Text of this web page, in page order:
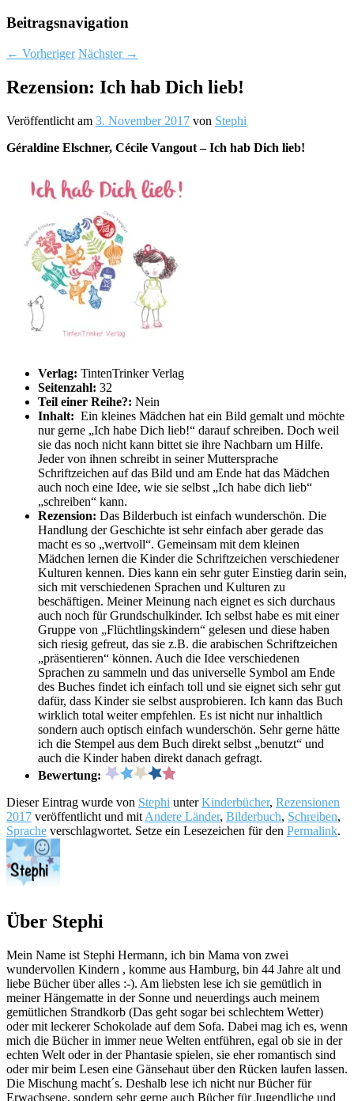
Beitragsnavigation
← Vorheriger Nächster →
Rezension: Ich hab Dich lieb!
Veröffentlicht am 3. November 2017 von Stephi
Géraldine Elschner, Cécile Vangout – Ich hab Dich lieb!
Verlag: TintenTrinker Verlag
Seitenzahl: 32
Teil einer Reihe?: Nein
Inhalt: Ein kleines Mädchen hat ein Bild gemalt und möchte
nur gerne „Ich habe Dich lieb!“ darauf schreiben. Doch weil
sie das noch nicht kann bittet sie ihre Nachbarn um Hilfe.
Jeder von ihnen schreibt in seiner Muttersprache
Schriftzeichen auf das Bild und am Ende hat das Mädchen
auch noch eine Idee, wie sie selbst „Ich habe dich lieb“
„schreiben“ kann.
Rezension: Das Bilderbuch ist einfach wunderschön. Die
Handlung der Geschichte ist sehr einfach aber gerade das
macht es so „wertvoll“. Gemeinsam mit dem kleinen
Mädchen lernen die Kinder die Schriftzeichen verschiedener
Kulturen kennen. Dies kann ein sehr guter Einstieg darin sein,
sich mit verschiedenen Sprachen und Kulturen zu
beschäftigen. Meiner Meinung nach eignet es sich durchaus
auch noch für Grundschulkinder. Ich selbst habe es mit einer
Gruppe von „Flüchtlingskindern“ gelesen und diese haben
sich riesig gefreut, das sie z.B. die arabischen Schriftzeichen
„präsentieren“ können. Auch die Idee verschiedenen
Sprachen zu sammeln und das universelle Symbol am Ende
des Buches findet ich einfach toll und sie eignet sich sehr gut
dafür, dass Kinder sie selbst ausprobieren. Ich kann das Buch
wirklich total weiter empfehlen. Es ist nicht nur inhaltlich
sondern auch optisch einfach wunderschön. Sehr gerne hätte
ich die Stempel aus dem Buch direkt selbst „benutzt“ und
auch die Kinder haben direkt danach gefragt.
Bewertung:
Dieser Eintrag wurde von Stephi unterKinderbücher, Rezensionen
2017 veröffentlicht und mit Andere Länder, Bilderbuch, Schreiben,
Sprache verschlagwortet. Setze ein Lesezeichen für den Permalink.
Über Stephi
Mein Name ist Stephi Hermann, ich bin Mama von zwei
wundervollen Kindern , komme aus Hamburg, bin 44 Jahre alt und
liebe Bücher über alles :-). Am liebsten lese ich sie gemütlich in
meiner Hängematte in der Sonne und neuerdings auch meinem
gemütlichen Strandkorb (Das geht sogar bei schlechtem Wetter)
oder mit leckerer Schokolade auf dem Sofa. Dabei mag ich es, wenn
mich die Bücher in immer neue Welten entführen, egal ob sie in der
echten Welt oder in der Phantasie spielen, sie eher romantisch sind
oder mir beim Lesen eine Gänsehaut über den Rücken laufen lassen.
Die Mischung macht´s. Deshalb lese ich nicht nur Bücher für
Erwachsene, sondern sehr gerne auch Bücher für Jugendliche und